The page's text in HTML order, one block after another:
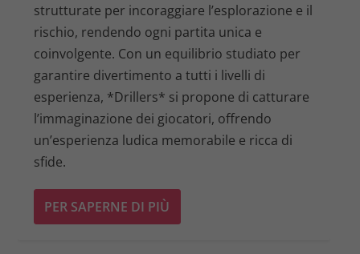
strutturate per incoraggiare l’esplorazione e il
rischio, rendendo ogni partita unica e
coinvolgente. Con un equilibrio studiato per
garantire divertimento a tutti i livelli di
esperienza, *Drillers* si propone di catturare
l’immaginazione dei giocatori, offrendo
un’esperienza ludica memorabile e ricca di
sfide.
PER SAPERNE DI PIÙ